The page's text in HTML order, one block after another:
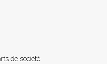
de société.